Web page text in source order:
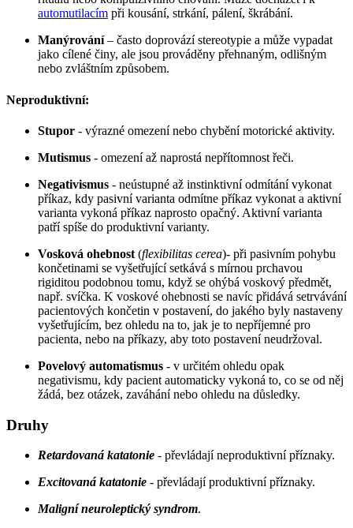
automutilacím při kousání, strkání, pálení, škrábání.
Manýrování– často doprovází stereotypie a může vypadat
jako cílené činy, ale jsou prováděny přehnaným, odlišným
nebo zvláštním způsobem.
Neproduktivní:
Stupor - výrazné omezení nebo chybění motorické aktivity.
Mutismus - omezení až naprostá nepřítomnost řeči.
Negativismus - neústupné až instinktivní odmítání vykonat
příkaz, kdy pasivní varianta odmítne příkaz vykonat a aktivní
varianta vykoná příkaz naprosto opačný. Aktivní varianta
patří spíše do produktivní varianty.
Vosková ohebnost (flexibilitas cerea)- při pasivním pohybu
končetinami se vyšetřující setkává s mírnou prchavou
rigiditou podobnou tomu, když se ohýbá voskový předmět,
např. svíčka. K voskové ohebnosti se navíc přidává setrvávání
pacientových končetin v postavení, do jakého byly nastaveny
vyšetřujícím, bez ohledu na to, jak je to nepříjemné pro
pacienta, nebo na příkazy, aby toto postavení neudržoval.
Povelový automatismus - v určitém ohledu opak
negativismu, kdy pacient automaticky vykoná to, co se od něj
žádá, bez otázek, zaváhání nebo ohledu na důsledky.
Druhy
Retardovaná katatonie - převládají neproduktivní příznaky.
Excitovaná katatonie - převládají produktivní příznaky.
Maligní neuroleptický syndrom.